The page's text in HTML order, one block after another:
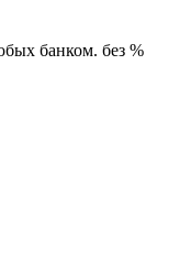
банком. без %